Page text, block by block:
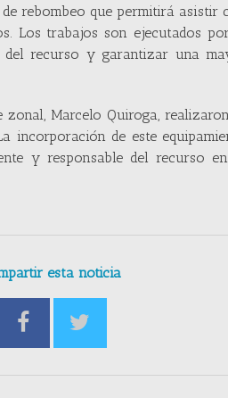
rebombeo que permitirá asistir
Los trabajos son ejecutados
recurso y garantizar una
zonal, Marcelo Quiroga,
incorporación de este
y responsable del recurso
esta noticia